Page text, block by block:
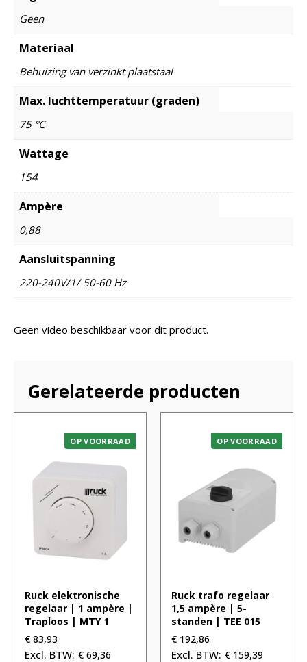
Geen
Materiaal
Behuizing van verzinkt plaatstaal
Max. luchttemperatuur (graden)
75 °C
Wattage
154
Ampère
0,88
Aansluitspanning
220-240V/1/ 50-60 Hz
Geen video beschikbaar voor dit product.
Gerelateerde producten
OP VOORRAAD
Ruck elektronische
regelaar | 1 ampère |
Traploos | MTY 1
€ 83,93
€ 69,36
OP VOORRAAD
Ruck trafo regelaar
1,5 ampère | 5-
standen | TEE 015
€ 192,86
€ 159,39